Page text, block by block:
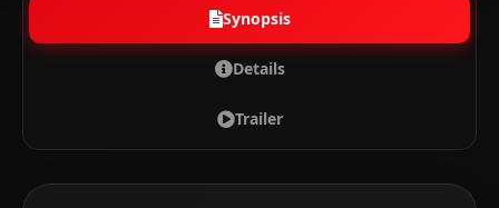
Synopsis
Details
Trailer